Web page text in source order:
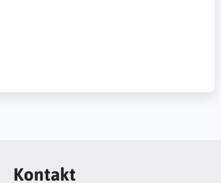
Kontakt